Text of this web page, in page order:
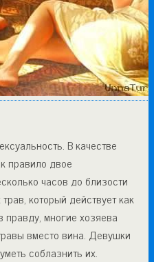
В качестве
правило двое
часов до близости
который действует как
многие хозяева
вместо вина. Девушки
соблазнить их.